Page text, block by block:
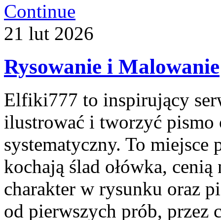
Continue
21 lut 2026
Rysowanie i Malowanie
Elfiki777 to inspirujący
ilustrować i tworzyć pismo
systematyczny. To miejsce
kochają ślad ołówka,
charakter w rysunku oraz
od pierwszych prób, przez